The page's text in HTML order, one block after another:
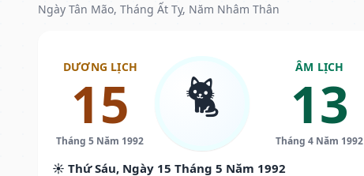
Ngày Tân Mão, Tháng Ất Tỵ, Năm Nhâm Thân
DƯƠNG LỊCH
15
Tháng 5 Năm 1992
🐈 ÂM LỊCH
13
Tháng 4 Năm 1992
☀️ Thứ Sáu, Ngày 15 Tháng 5 Năm 1992